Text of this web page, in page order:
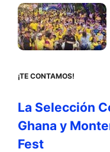
¡TE CONTAMOS!
La Selección
Ghana y
Fest